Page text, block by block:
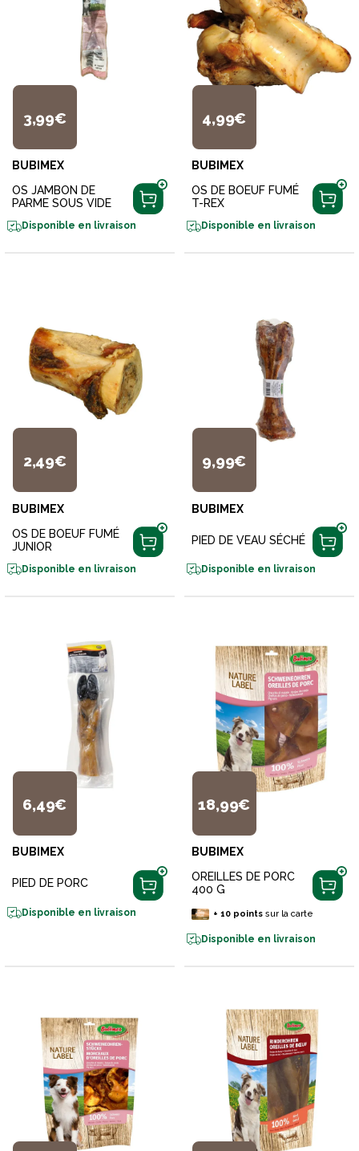
3,99€
BUBIMEX
OS JAMBON DE
PARME SOUS VIDE
Disponible en livraison
4,99€
BUBIMEX
OS DE BOEUF FUMÉ
T-REX
Disponible en livraison
2,49€
BUBIMEX
OS DE BOEUF FUMÉ
JUNIOR
Disponible en livraison
9,99€
BUBIMEX
PIED DE VEAU SÉCHÉ
Disponible en livraison
6,49€
BUBIMEX
PIED DE PORC
Disponible en livraison
18,99€
BUBIMEX
OREILLES DE PORC
400 G
+ 10pointssur la carte
Disponible en livraison